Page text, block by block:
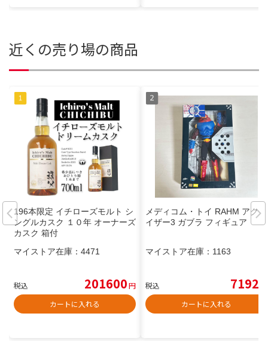
近くの売り場の商品
196本限定 イチローズモルト シ
ングルカスク １０年 オーナーズ
カスク 箱付
マイストア在庫： 4471
税込 201600円
カートに入れる
メディコム・トイ RAHM アクマ
イザー3 ガブラ フィギュア
マイストア在庫： 1163
税込 7192
カートに入れる